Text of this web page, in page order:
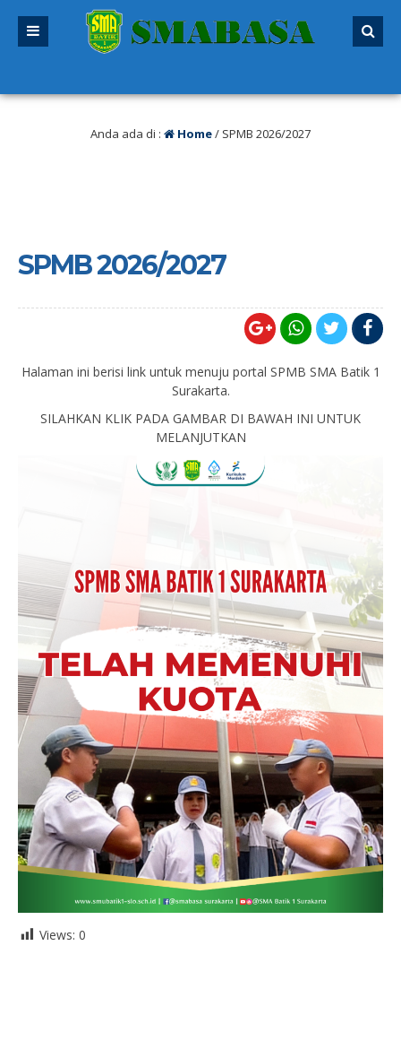
Anda ada di : Home/ SPMB 2026/2027
SPMB 2026/2027
Halaman ini berisi link untuk menuju portal SPMB SMA Batik 1
Surakarta.
SILAHKAN KLIK PADA GAMBAR DI BAWAH INI UNTUK
MELANJUTKAN
Views: 0